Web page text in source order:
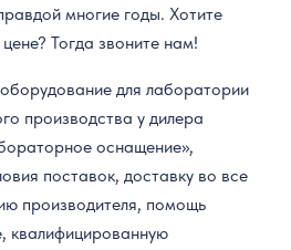
многие годы. Хотите
Тогда звоните нам!
для лаборатории
производства у дилера
оснащение»,
поставок, доставку во все
производителя, помощь
квалифицированную